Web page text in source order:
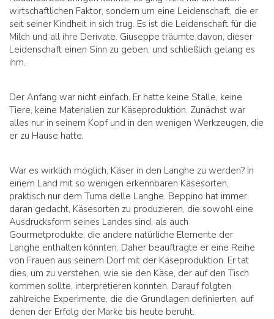
wirtschaftlichen Faktor, sondern um eine Leidenschaft, die er
seit seiner Kindheit in sich trug. Es ist die Leidenschaft für die
Milch und all ihre Derivate. Giuseppe träumte davon, dieser
Leidenschaft einen Sinn zu geben, und schließlich gelang es
ihm.
Der Anfang war nicht einfach. Er hatte keine Ställe, keine
Tiere, keine Materialien zur Käseproduktion. Zunächst war
alles nur in seinem Kopf und in den wenigen Werkzeugen, die
er zu Hause hatte.
War es wirklich möglich, Käser in den Langhe zu werden? In
einem Land mit so wenigen erkennbaren Käsesorten,
praktisch nur dem Tuma delle Langhe. Beppino hat immer
daran gedacht, Käsesorten zu produzieren, die sowohl eine
Ausdrucksform seines Landes sind, als auch
Gourmetprodukte, die andere natürliche Elemente der
Langhe enthalten könnten. Daher beauftragte er eine Reihe
von Frauen aus seinem Dorf mit der Käseproduktion. Er tat
dies, um zu verstehen, wie sie den Käse, der auf den Tisch
kommen sollte, interpretieren konnten. Darauf folgten
zahlreiche Experimente, die die Grundlagen definierten, auf
denen der Erfolg der Marke bis heute beruht.